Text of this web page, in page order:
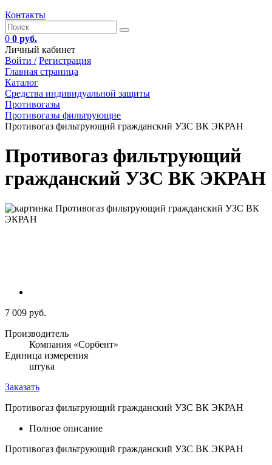
Контакты
0 0 руб.
Личный кабинет
Войти / Регистрация
Главная страница
Каталог
Средства индивидуальной защиты
Противогазы
Противогазы фильтрующие
Противогаз фильтрующий гражданский УЗС ВК ЭКРАН
Противогаз фильтрующий
гражданский УЗС ВК ЭКРАН
7 009 руб.
Производитель
Компания «Сорбент»
Единица измерения
штука
Заказать
Противогаз фильтрующий гражданский УЗС ВК ЭКРАН
Полное описание
Противогаз фильтрующий гражданский УЗС ВК ЭКРАН